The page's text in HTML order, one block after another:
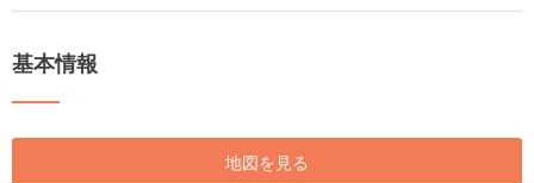
基本情報
地図を見る